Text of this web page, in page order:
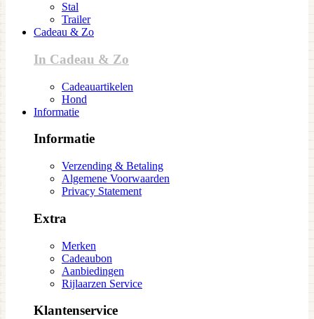
Stal
Trailer
Cadeau & Zo
In Cadeau & Zo
Cadeauartikelen
Hond
Informatie
Informatie
Verzending & Betaling
Algemene Voorwaarden
Privacy Statement
Extra
Merken
Cadeaubon
Aanbiedingen
Rijlaarzen Service
Klantenservice